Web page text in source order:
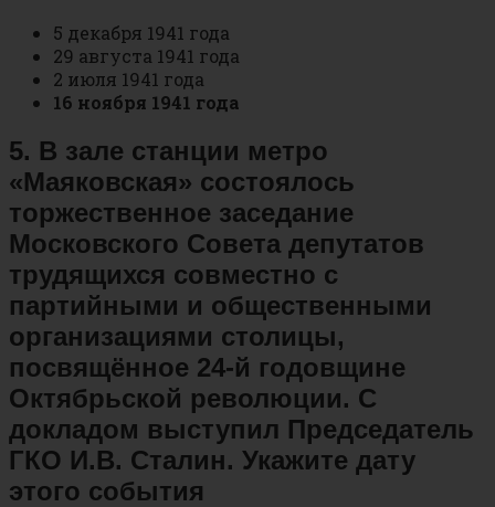
5 декабря 1941 года
29 августа 1941 года
2 июля 1941 года
16 ноября 1941 года
5. В зале станции метро
«Маяковская» состоялось
торжественное заседание
Московского Совета депутатов
трудящихся совместно с
партийными и общественными
организациями столицы,
посвящённое 24-й годовщине
Октябрьской революции. С
докладом выступил Председатель
ГКО И.В. Сталин. Укажите дату
этого события